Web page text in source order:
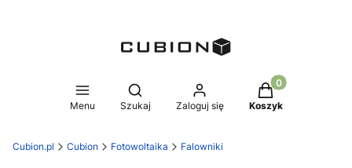
Menu
Otwórz wyszukiwarkę
Szukaj Zaloguj się
Produkty w
Koszyk
Cubion.pl Cubion Fotowoltaika Falowniki